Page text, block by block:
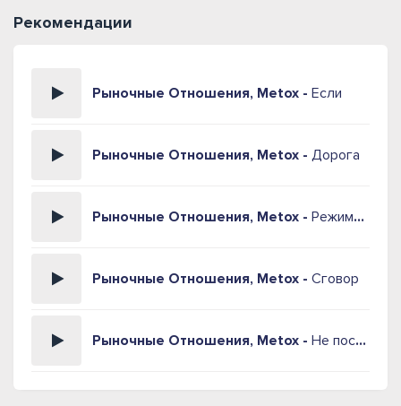
Рекомендации
Рыночные Отношения, Metox - Если
Рыночные Отношения, Metox - Дорога
Рыночные Отношения, Metox - Режимный
Рыночные Отношения, Metox - Сговор
Рыночные Отношения, Metox - Не последний